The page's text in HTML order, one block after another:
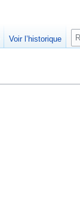
Voir l’historique
R
e
e